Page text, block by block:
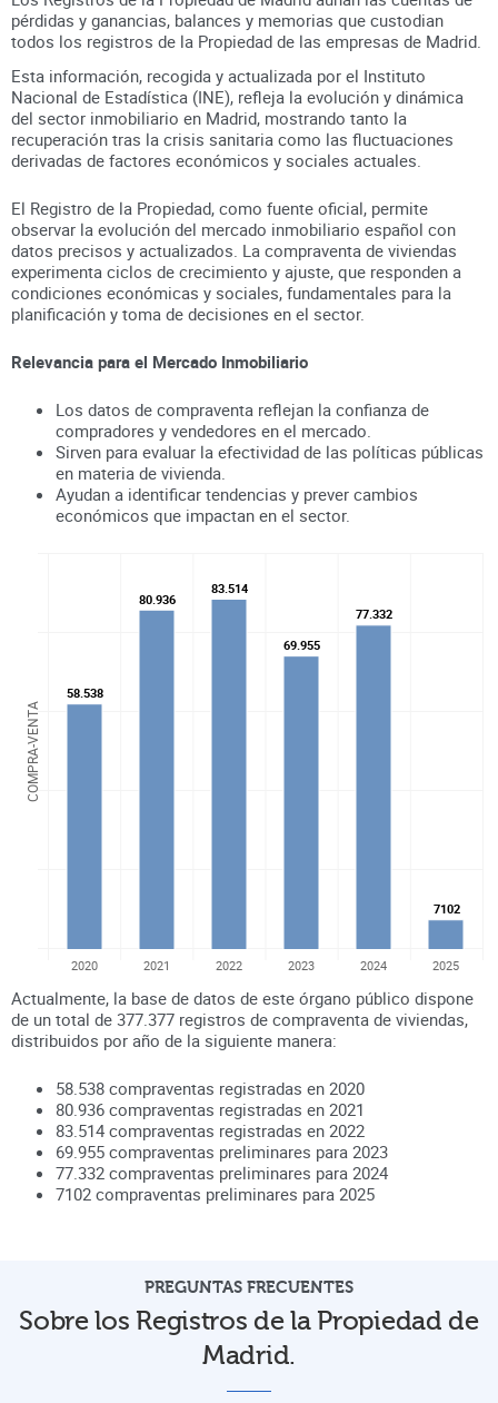
pérdidas y ganancias, balances y memorias que custodian
todos los registros de la Propiedad de las empresas de Madrid
Esta información, recogida y actualizada por el Instituto
Nacional de Estadística (INE), refleja la evolución y dinámica
del sector inmobiliario en Madrid, mostrando tanto la
recuperación tras la crisis sanitaria como las fluctuaciones
derivadas de factores económicos y sociales actuales.
El Registro de la Propiedad, como fuente oficial, permite
observar la evolución del mercado inmobiliario español con
datos precisos y actualizados. La compraventa de viviendas
experimenta ciclos de crecimiento y ajuste, que responden a
condiciones económicas y sociales, fundamentales para la
planificación y toma de decisiones en el sector.
Relevancia para el Mercado Inmobiliario
Los datos de compraventa reflejan la confianza de
compradores y vendedores en el mercado.
Sirven para evaluar la efectividad de las políticas públicas
en materia de vivienda.
Ayudan a identificar tendencias y prever cambios
económicos que impactan en el sector.
COMPRA-VENTA
58.538
58.538
80.936
80.936
83.514
83.514
69.955
69.955
77.332
77.332
7102
7102
2020 2021 2022 2023 2024 2025
Actualmente, la base de datos de este órgano público dispone
de un total de 377.377 registros de compraventa de viviendas,
distribuidos por año de la siguiente manera:
58.538 compraventas registradas en 2020
80.936 compraventas registradas en 2021
83.514 compraventas registradas en 2022
69.955 compraventas preliminares para 2023
77.332 compraventas preliminares para 2024
7102 compraventas preliminares para 2025
PREGUNTAS FRECUENTES
Sobre los Registros de la Propiedad de
Madrid.